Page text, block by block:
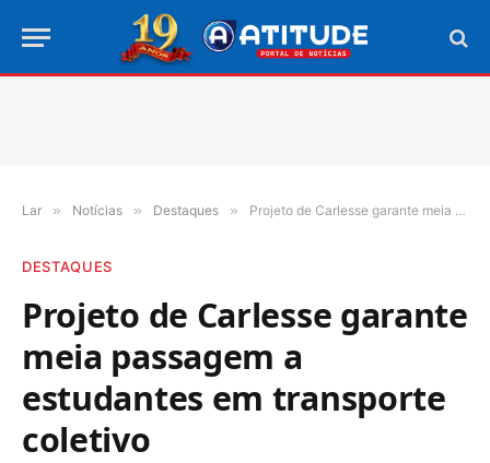
Lar » Notícias » Destaques » Projeto de Carlesse garante meia passagem a estudantes em transporte coletivo
DESTAQUES
Projeto de Carlesse garante
meia passagem a
estudantes em transporte
coletivo